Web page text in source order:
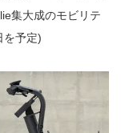
集大成のモビリテ
を予定)